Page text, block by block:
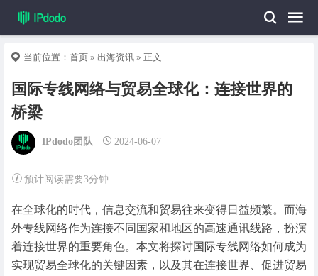
当前位置： 首页 » 出海资讯 » 正文
国际专线网络与贸易全球化：连接世界的
桥梁
IPdodo团队 2024-06-07
预计阅读需要3分钟
在全球化的时代，信息交流和贸易往来变得日益频繁。而海
外专线网络作为连接不同国家和地区的高速通讯线路，扮演
着连接世界的重要角色。本文将探讨国际专线网络如何成为
实现贸易全球化的关键因素，以及其在连接世界、促进贸易